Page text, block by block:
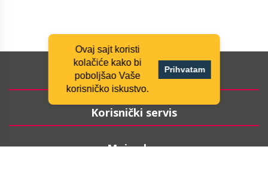
Informacije
Korisnički servis
Moj nalog
Ovaj sajt koristi
kolačiće kako bi
poboljšao Vaše
korisničko iskustvo.
Prihvatam